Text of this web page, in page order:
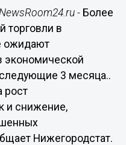
- Более
торговли в
ожидают
экономической
3 месяца..
рост
и снижение,
Нижегородстат.